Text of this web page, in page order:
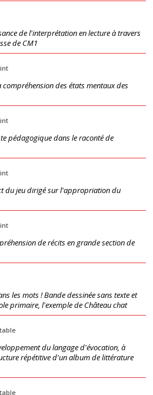
de l'interprétation en lecture à travers
de CM1
compréhension des états mentaux des
pédagogique dans le raconté de
du jeu dirigé sur l'appropriation du
de récits en grande section de
les mots ! Bande dessinée sans texte et
primaire, l'exemple de Château chat
du langage d'évocation, à
répétitive d'un album de littérature